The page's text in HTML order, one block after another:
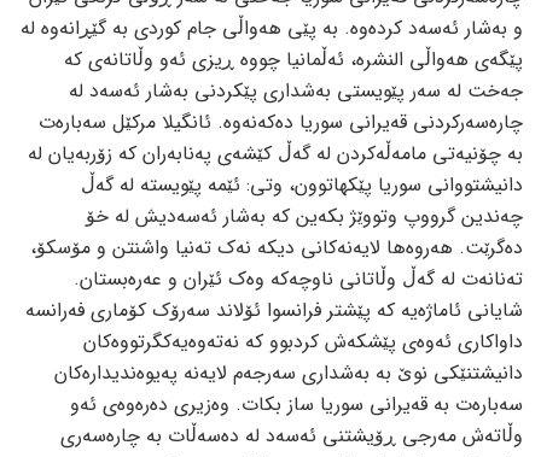
و به‌شار ئه‌سه‌د کرده‌وه‌. به‌ پێی هه‌واڵی جام کوردی به‌ گێڕانه‌وه‌ له‌
پێگه‌ی هه‌واڵی النشره‌، ئه‌ڵمانیا چووه‌ ڕیزی ئه‌و وڵاتانه‌ی که‌
جه‌خت له‌ سه‌ر پێویستی به‌شداری پێکردنی به‌شار ئه‌سه‌د له‌
چاره‌سه‌رکردنی قه‌یرانی سوریا ده‌که‌نه‌وه‌. ئانگیلا مرکێل سه‌باره‌ت
به‌ چۆنیه‌تی مامه‌ڵه‌کردن له‌ گه‌ڵ کێشه‌ی په‌نابه‌ران که‌ زۆربه‌یان له‌
دانیشتووانی سوریا پێکهاتوون، وتی: ئێمه‌ پێویسته‌ له‌ گه‌ڵ
چه‌ندین گرووپ وتووێژ بکه‌ین که‌ به‌شار ئه‌سه‌دیش له‌ خۆ
ده‌گرێت. هه‌روه‌ها لایه‌نه‌کانی دیکه‌ نه‌ک ته‌نیا واشنتن و مۆسکۆ،
ته‌نانه‌ت له‌ گه‌ڵ وڵاتانی ناوچه‌که‌ وه‌ک ئێران و عه‌ره‌بستان.
شایانی ئاماژه‌یه‌ که‌ پێشتر فرانسوا ئۆلاند سه‌رۆک کۆماری فه‌رانسه‌
داواکاری ئه‌وه‌ی پێشکه‌ش کردبوو که‌ نه‌ته‌وه‌یه‌کگرتووه‌کان
دانیشتنێکی نوێ به‌ به‌شداری سه‌رجه‌م لایه‌نه‌ په‌یوه‌ندیداره‌کان
سه‌باره‌ت به‌ قه‌یرانی سوریا ساز بکات. وه‌زیری ده‌ره‌وه‌ی ئه‌و
وڵاته‌ش مه‌رجی ڕۆیشتنی ئه‌سه‌د له‌ ده‌سه‌ڵات به‌ چاره‌سه‌ری